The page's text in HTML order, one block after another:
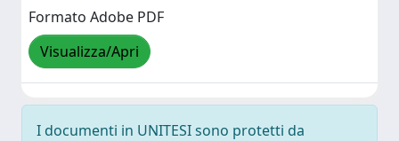
Formato Adobe PDF
Visualizza/Apri
I documenti in UNITESI sono protetti da